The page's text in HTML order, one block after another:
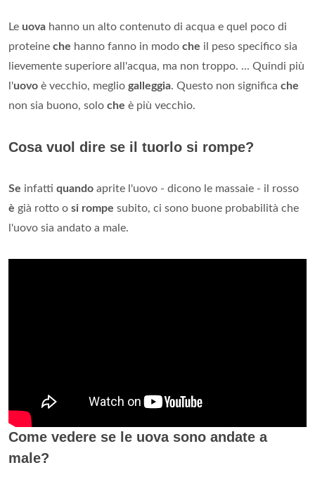
Le uova hanno un alto contenuto di acqua e quel poco di
proteine che hanno fanno in modo che il peso specifico sia
lievemente superiore all'acqua, ma non troppo. ... Quindi più
l'uovo è vecchio, meglio galleggia. Questo non significa che
non sia buono, solo che è più vecchio.
Cosa vuol dire se il tuorlo si rompe?
Se infatti quando aprite l'uovo - dicono le massaie - il rosso
è già rotto o si rompe subito, ci sono buone probabilità che
l'uovo sia andato a male.
Come vedere se le uova sono andate a
male?